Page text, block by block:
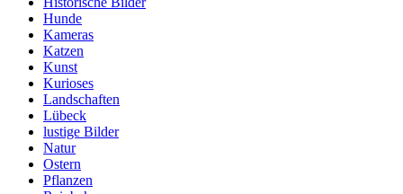
Hunde
Kameras
Katzen
Kunst
Kurioses
Landschaften
Lübeck
lustige Bilder
Natur
Ostern
Pflanzen